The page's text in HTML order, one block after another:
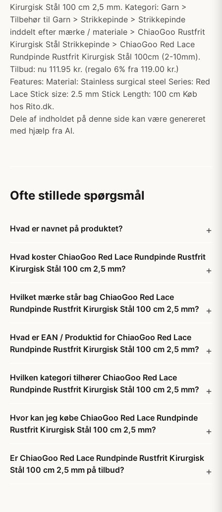
Kirurgisk Stål 100 cm 2,5 mm. Kategori: Garn >
Tilbehør til Garn > Strikkepinde > Strikkepinde
inddelt efter mærke / materiale > ChiaoGoo Rustfrit
Kirurgisk Stål Strikkepinde > ChiaoGoo Red Lace
Rundpinde Rustfrit Kirurgisk Stål 100cm (2-10mm).
Tilbud: nu 111.95 kr. (regalo 6% fra 119.00 kr.)
Features: Material: Stainless surgical steel Series: Red
Lace Stick size: 2.5 mm Stick Length: 100 cm Køb
hos Rito.dk.
Dele af indholdet på denne side kan være genereret
med hjælp fra AI.
Ofte stillede spørgsmål
Hvad er navnet på produktet?
Hvad koster ChiaoGoo Red Lace Rundpinde Rustfrit
Kirurgisk Stål 100 cm 2,5 mm?
Hvilket mærke står bag ChiaoGoo Red Lace
Rundpinde Rustfrit Kirurgisk Stål 100 cm 2,5 mm?
Hvad er EAN / Produktid for ChiaoGoo Red Lace
Rundpinde Rustfrit Kirurgisk Stål 100 cm 2,5 mm?
Hvilken kategori tilhører ChiaoGoo Red Lace
Rundpinde Rustfrit Kirurgisk Stål 100 cm 2,5 mm?
Hvor kan jeg købe ChiaoGoo Red Lace Rundpinde
Rustfrit Kirurgisk Stål 100 cm 2,5 mm?
Er ChiaoGoo Red Lace Rundpinde Rustfrit Kirurgisk
Stål 100 cm 2,5 mm på tilbud?